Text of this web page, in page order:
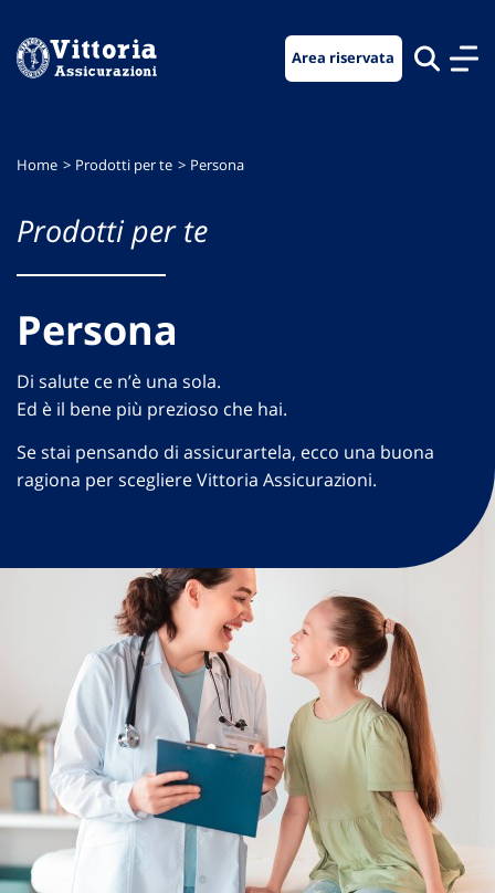
menu
contenuto
footer
Area riservata
Home Prodotti per te Persona
Prodotti per te
Persona
Di salute ce n’è una sola.
Ed è il bene più prezioso che hai.
Se stai pensando di assicurartela, ecco una buona
ragiona per scegliere Vittoria Assicurazioni.